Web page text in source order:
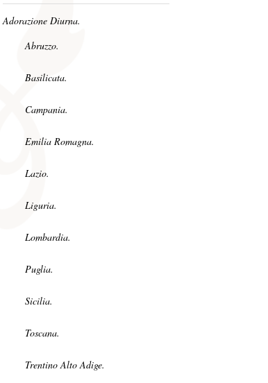
Adorazione Diurna.
Abruzzo.
Basilicata.
Campania.
Emilia Romagna.
Lazio.
Liguria.
Lombardia.
Puglia.
Sicilia.
Toscana.
Trentino Alto Adige.